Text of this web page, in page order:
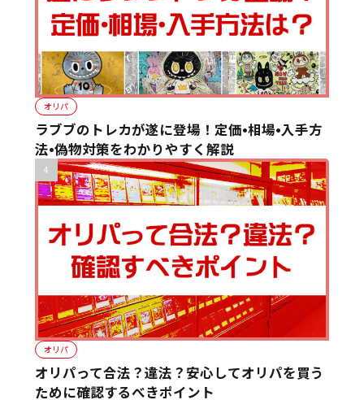
オリパ
ラブブのトレカが遂に登場！定価•相場•入手方
法•偽物対策をわかりやすく解説
オリパ
オリパって合法？違法？安心してオリパを買う
ために確認するべきポイント